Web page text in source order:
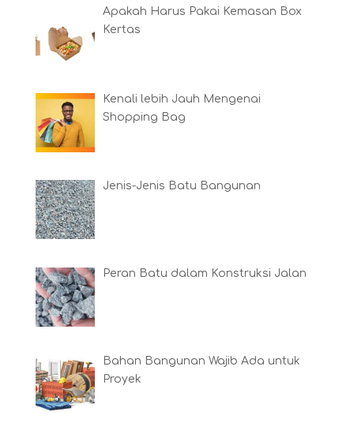
Apakah Harus Pakai Kemasan Box
Kertas
Kenali lebih Jauh Mengenai
Shopping Bag
Jenis-Jenis Batu Bangunan
Peran Batu dalam Konstruksi Jalan
Bahan Bangunan Wajib Ada untuk
Proyek